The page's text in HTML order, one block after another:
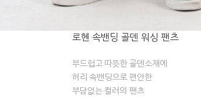
로헨 속밴딩 골덴 워싱 팬츠
부드럽고 따뜻한 골덴소재에
허리 속밴딩으로 편안한
부담없는 컬러의 팬츠